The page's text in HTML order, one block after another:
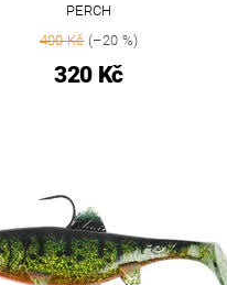
PERCH
400 Kč(–20 %)
320 Kč